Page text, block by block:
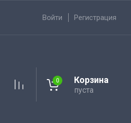
Войти Регистрация
0 Корзина
пуста